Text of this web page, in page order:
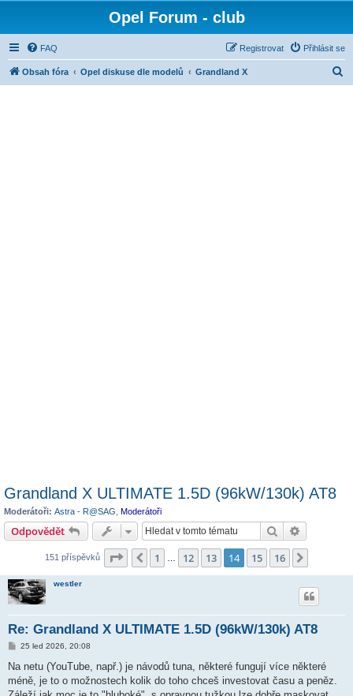
Opel Forum - club
FAQ Přihlásit se
Registrovat
Obsah fóra Opel diskuse dle modelů Grandland X
Grandland X ULTIMATE 1.5D (96kW/130k) AT8
Moderátoři: Astra - R@SAG Moderátoři
Odpovědět Hledat
151 příspěvků Stránka z16
Předchozí
1 12 13 14 15 16
westler
Re: Grandland X ULTIMATE 1.5D (96kW/130k) AT8
P
í
p
ě
25 led 2026, 20:08
Na netu (YouTube, např.) je návodů tuna, některé fungují více některé
méně, je to o možnostech kolik do toho chceš investovat času a peněz.